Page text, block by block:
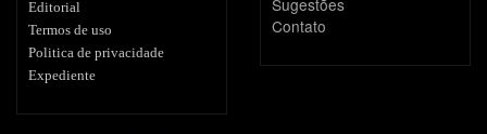
Editorial
Termos de uso
Politica de privacidade
Expediente
Contato